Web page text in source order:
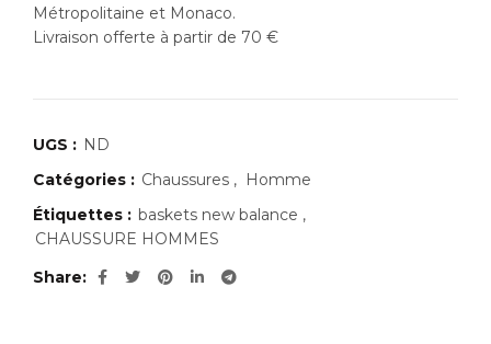
Métropolitaine et Monaco.
Livraison offerte à partir de 70 €
UGS : ND
Catégories : Chaussures , Homme
Étiquettes : baskets new balance ,
CHAUSSURE HOMMES
Share